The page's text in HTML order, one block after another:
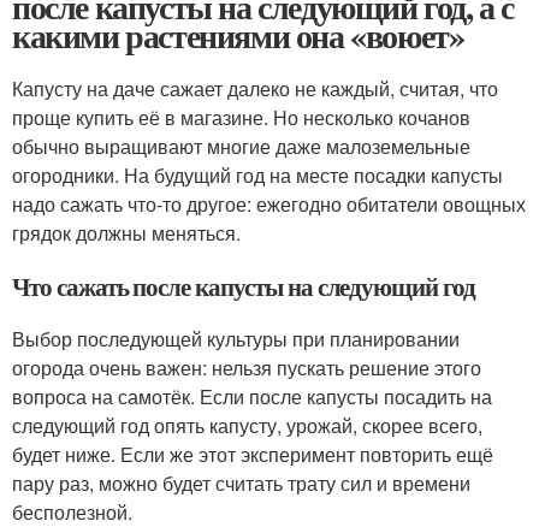
какими растениями она «воюет»
Капусту на даче сажает далеко не каждый, считая, что
проще купить её в магазине. Но несколько кочанов
обычно выращивают многие даже малоземельные
огородники. На будущий год на месте посадки капусты
надо сажать что-то другое: ежегодно обитатели овощных
грядок должны меняться.
Что сажать после капусты на следующий год
Выбор последующей культуры при планировании
огорода очень важен: нельзя пускать решение этого
вопроса на самотёк. Если после капусты посадить на
следующий год опять капусту, урожай, скорее всего,
будет ниже. Если же этот эксперимент повторить ещё
пару раз, можно будет считать трату сил и времени
бесполезной.